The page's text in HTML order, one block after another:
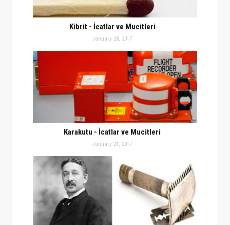
Kibrit - İcatlar ve Mucitleri
January 28, 2017
Karakutu - İcatlar ve Mucitleri
January 21, 2017